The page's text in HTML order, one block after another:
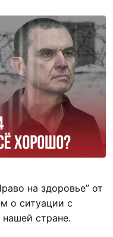
на здоровье” от
о ситуации с
стране.